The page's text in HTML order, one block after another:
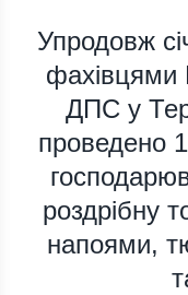
Упродовж
фахівцями
ДПС у
проведено
роздрібну
напоями,